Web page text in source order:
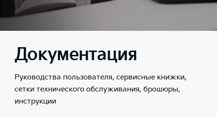
Документация
Руководства пользователя, сервисные книжки,
сетки технического обслуживания, брошюры,
инструкции